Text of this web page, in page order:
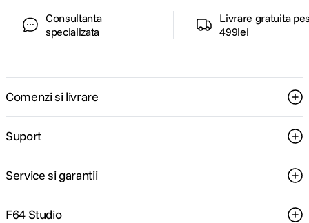
Consultanta
specializata
Livrare gratuita
499lei
Comenzi si livrare
Suport
Service si garantii
F64 Studio